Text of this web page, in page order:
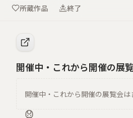
所蔵作品
終了
開催中・これから開催の展
開催中・これから開催の展覧会